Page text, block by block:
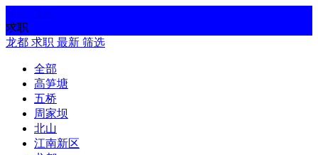
求职
龙都 求职 最新 筛选
全部
高笋塘
五桥
周家坝
北山
江南新区